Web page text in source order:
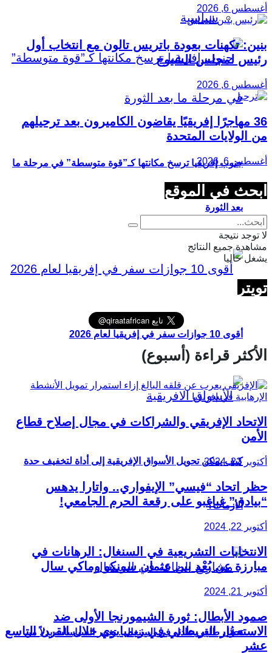
سياسية
جنوب إفريقيا ترسخ مكانتها كـ”قوة متوسطة” في مرحلة ما
بعد الثورة
أقوى 10 جوازات سفر في إفريقيا لعام 2026
كيف يمكن تحويل الأسواق الإفريقية إلى أداة لتخفيف حدة
الأزمات؟
تحوُّل طاقي عادل في السنغال.. تغيير السياسات بدلاً من
أغسطس 6, 2026
بنين: تكهنات بعودة باتريس تالون مع انتخاب أول
رئيس لمجلس الشيوخ
أغسطس 6, 2026
36 مهاجرًا إفريقيًا يقاضون الكاميرون بعد ترحيلهم
من الولايات المتحدة
أغسطس 6, 2026
ابحث في الموقع
لا توجد نتيجة
مشاهدة جميع النتائج
يشغل حاليا
تويتر
الأكثر قراءة (أسبوع)
الاتحاد الإفريقي والشراكات في مجال إصلاح قطاع
الأمن
أكتوبر 22, 2024
حظر اتحاد “فيسي” الإيفواري.. واتارا يدهس
“بيادق” غباغبو على رقعة الحرم الجامعي!
أكتوبر 22, 2024
الانتخابات التشريعية في السنغال: الرهانات في
مبارزة عن بُعْد بين عثمان سونكو وماكي سال
أكتوبر 21, 2024
صمود الأبطال: ثورة الشيمورنجا الأولى ضد
الاستعمار البريطاني في زيمبابوي خلال القرن التاسع
عشر